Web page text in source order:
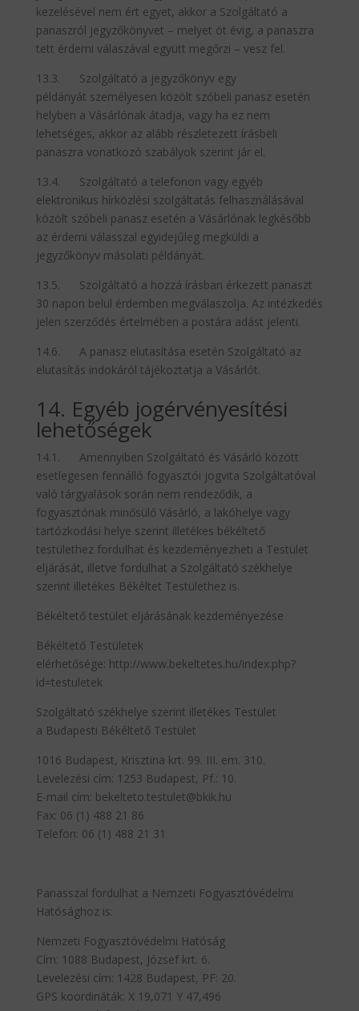
kezelésével nem ért egyet, akkor a Szolgáltató a
panaszról jegyzőkönyvet – melyet öt évig, a panaszra
tett érdemi válaszával együtt megőrzi – vesz fel.
13.3. Szolgáltató a jegyzőkönyv egy
példányát személyesen közölt szóbeli panasz esetén
helyben a Vásárlónak átadja, vagy ha ez nem
lehetséges, akkor az alább részletezett írásbeli
panaszra vonatkozó szabályok szerint jár el.
13.4. Szolgáltató a telefonon vagy egyéb
elektronikus hírközlési szolgáltatás felhasználásával
közölt szóbeli panasz esetén a Vásárlónak legkésőbb
az érdemi válasszal egyidejűleg megküldi a
jegyzőkönyv másolati példányát.
13.5. Szolgáltató a hozzá írásban érkezett panaszt
30 napon belül érdemben megválaszolja. Az intézkedés
jelen szerződés értelmében a postára adást jelenti.
14.6. A panasz elutasítása esetén Szolgáltató az
elutasítás indokáról tájékoztatja a Vásárlót.
14. Egyéb jogérvényesítési
lehetőségek
14.1. Amennyiben Szolgáltató és Vásárló között
esetlegesen fennálló fogyasztói jogvita Szolgáltatóval
való tárgyalások során nem rendeződik, a
fogyasztónak minősülő Vásárló, a lakóhelye vagy
tartózkodási helye szerint illetékes békéltető
testülethez fordulhat és kezdeményezheti a Testület
eljárását, illetve fordulhat a Szolgáltató székhelye
szerint illetékes Békéltet Testülethez is.
Békéltető testület eljárásának kezdeményezése
Békéltető Testületek
elérhetősége: http://www.bekeltetes.hu/index.php?
id=testuletek
Szolgáltató székhelye szerint illetékes Testület
a Budapesti Békéltető Testület
1016 Budapest, Krisztina krt. 99. III. em. 310.
Levelezési cím: 1253 Budapest, Pf.: 10.
E-mail cím: bekelteto.testulet@bkik.hu
Fax: 06 (1) 488 21 86
Telefon: 06 (1) 488 21 31
Panasszal fordulhat a Nemzeti Fogyasztóvédelmi
Hatósághoz is:
Nemzeti Fogyasztóvédelmi Hatóság
Cím: 1088 Budapest, József krt. 6.
Levelezési cím: 1428 Budapest, PF: 20.
GPS koordináták: X 19,071 Y 47,496